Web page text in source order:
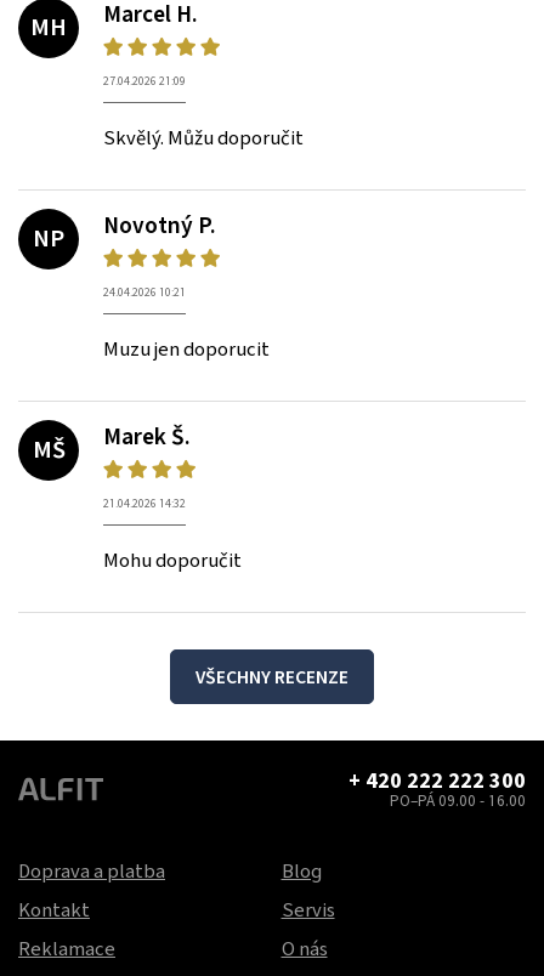
MH
Marcel H.
27.04.2026 21:09
Skvělý. Můžu doporučit
NP
Novotný P.
24.04.2026 10:21
Muzu jen doporucit
MŠ
Marek Š.
21.04.2026 14:32
Mohu doporučit
VŠECHNY RECENZE
+ 420 222 222 300
PO–PÁ 09.00 - 16.00
Doprava a platba
Kontakt
Reklamace
Blog
Servis
O nás